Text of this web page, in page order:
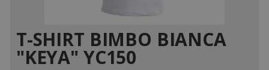
T-SHIRT BIMBO BIANCA
"KEYA" YC150